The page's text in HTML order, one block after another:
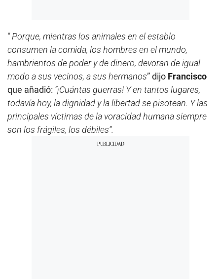
" Porque, mientras los animales en el establo
consumen la comida, los hombres en el mundo,
hambrientos de poder y de dinero, devoran de igual
modo a sus vecinos, a sus hermanos” dijo Francisco
que añadió: “¡Cuántas guerras! Y en tantos lugares,
todavía hoy, la dignidad y la libertad se pisotean. Y las
principales víctimas de la voracidad humana siempre
son los frágiles, los débiles”.